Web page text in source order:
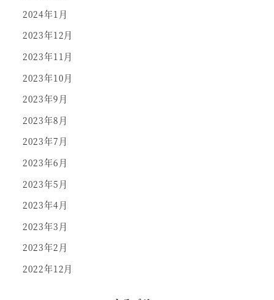
2024年1月
2023年12月
2023年11月
2023年10月
2023年9月
2023年8月
2023年7月
2023年6月
2023年5月
2023年4月
2023年3月
2023年2月
2022年12月